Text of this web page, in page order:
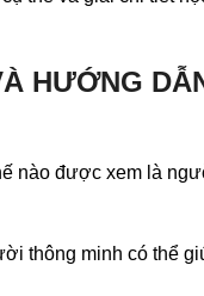
HƯỚNG
nào được xem là
thông minh có thể